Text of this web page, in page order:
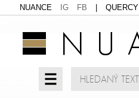
NUANCE IG FB QUERCY